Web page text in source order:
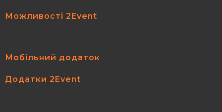
Можливості 2Event
Мобільний додаток
Додатки 2Event